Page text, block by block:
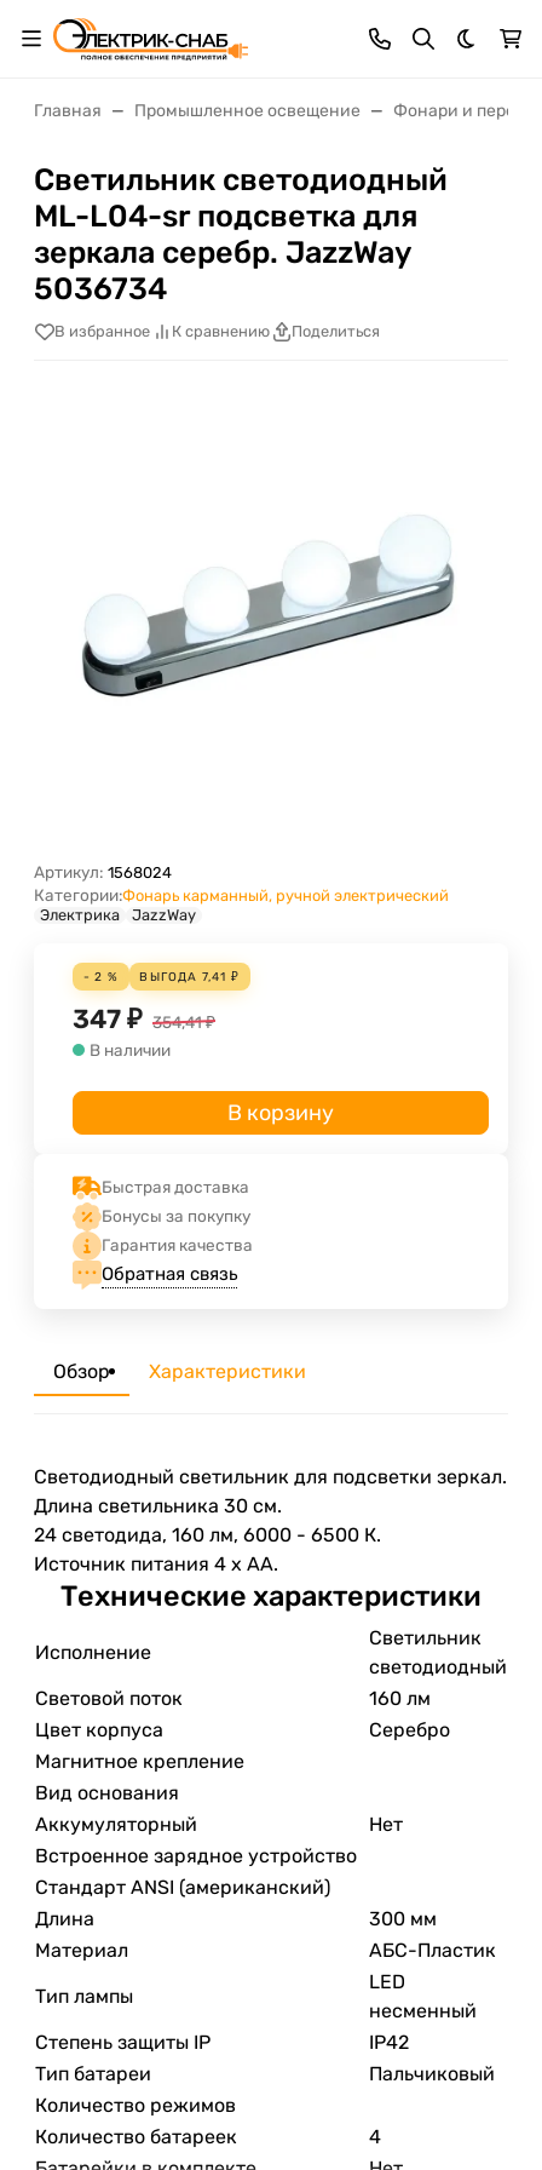
Темная
Главная Промышленное освещение Фонари и
Светильник светодиодный
ML-L04-sr подсветка для
зеркала серебр. JazzWay
5036734
В избранное К сравнению Поделиться
Артикул: 1568024
Категории:Фонарь карманный, ручной электрический
Электрика
JazzWay
- 2 % ВЫГОДА 7,41 ₽
347 ₽ 354,41₽
В наличии
В корзину
Быстрая доставка
Бонусы за покупку
Гарантия качества
Обратная связь
Обзор Характеристики
Светодиодный светильник для подсветки зеркал.
Длина светильника 30 см.
24 светодида, 160 лм, 6000 - 6500 К.
Источник питания 4 х АА.
Технические характеристики
Исполнение
Светильник
светодиодный
Световой поток
160 лм
Цвет корпуса
Серебро
Магнитное крепление
Вид основания
Аккумуляторный
Нет
Встроенное зарядное устройство
Стандарт ANSI (американский)
Длина
300 мм
Материал
АБС-Пластик
Тип лампы
LED
несменный
Степень защиты IP
IP42
Тип батареи
Пальчиковый
Количество режимов
Количество батареек
4